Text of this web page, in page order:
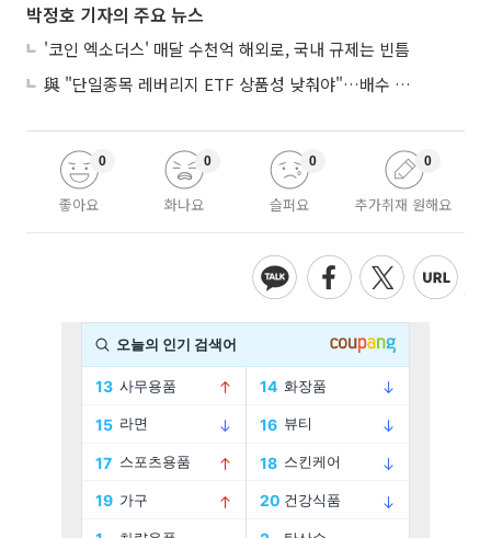
박정호 기자의 주요 뉴스
'코인 엑소더스' 매달 수천억 해외로, 국내 규제는 빈틈
與 "단일종목 레버리지 ETF 상품성 낮춰야"…배수 조정안도 거론
좋아요
0
화나요
0
슬퍼요
0
추가취재 원해요
0